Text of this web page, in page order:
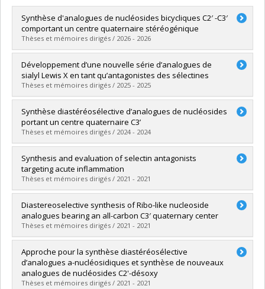
Synthèse d'analogues de nucléosides bicycliques C2′ -C3′
comportant un centre quaternaire stéréogénique
Thèses et mémoires dirigés / 2026 - 2026
Diplômé(e) :Bendourou, Ilyes
Cycle :Maîtrise
Diplôme obtenu :M. Sc.
Lien vers le document dans Papyrus
Développement d’une nouvelle série d’analogues de
sialyl Lewis X en tant qu’antagonistes des sélectines
Thèses et mémoires dirigés / 2025 - 2025
Diplômé(e) :Hardine, Elodie
Cycle :Doctorat
Diplôme obtenu :Ph. D.
Lien vers le document dans Papyrus
Synthèse diastéréosélective d’analogues de nucléosides
portant un centre quaternaire C3’
Thèses et mémoires dirigés / 2024 - 2024
Diplômé(e) :Charles, Jennifer
Cycle :Maîtrise
Diplôme obtenu :M. Sc.
Lien vers le document dans Papyrus
Synthesis and evaluation of selectin antagonists
targeting acute inflammation
Thèses et mémoires dirigés / 2021 - 2021
Diplômé(e) :Simard, Ryan
Cycle :Doctorat
Diplôme obtenu :Ph. D.
Lien vers le document dans Papyrus
Diastereoselective synthesis of Ribo-like nucleoside
analogues bearing an all-carbon C3′ quaternary center
Thèses et mémoires dirigés / 2021 - 2021
Diplômé(e) :Wang, Gang
Cycle :Maîtrise
Diplôme obtenu :M. Sc.
Lien vers le document dans Papyrus
Approche pour la synthèse diastéréosélective
d’analogues a-nucléosidiques et synthèse de nouveaux
analogues de nucléosides C2'-désoxy
Thèses et mémoires dirigés / 2021 - 2021